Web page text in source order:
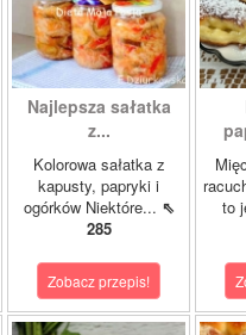
Najlepsza sałatka
z...
Kolorowa sałatka z
kapusty, papryki i
ogórków Niektóre... ⇖
285
Zobacz przepis!
to